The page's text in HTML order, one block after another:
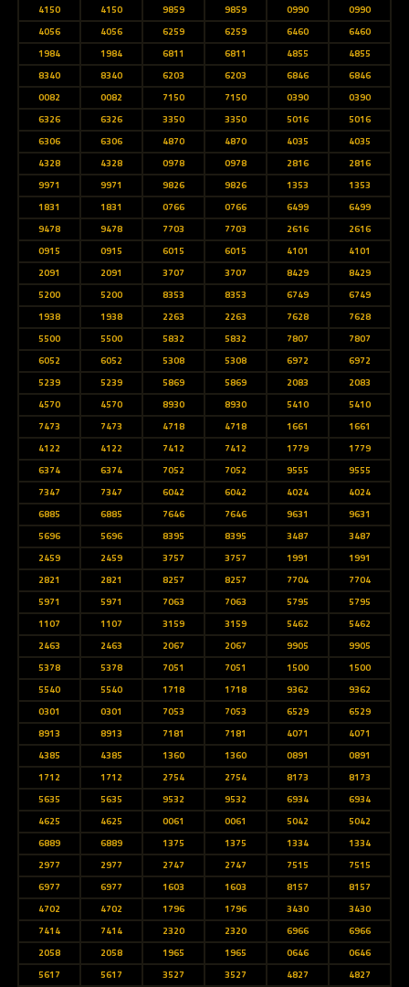
4150 4150 9859 9859 0990
0990
4056
4056 6259 6259 6460
6460
1984
1984 6811 6811 4855
4855
8340
8340 6203 6203 6846
6846
0082
0082 7150 7150 0390
0390
6326
6326 3350 3350 5016
5016
6306
6306 4870 4870 4035
4035
4328
4328 0978 0978 2816
2816
9971
9971 9826 9826 1353
1353
1831
1831 0766 0766 6499
6499
9478
9478 7703 7703 2616
2616
0915
0915 6015 6015 4101
4101
2091
2091 3707 3707 8429
8429
5200
5200 8353 8353 6749
6749
1938
1938 2263 2263 7628
7628
5500
5500 5832 5832 7807
7807
6052
6052 5308 5308 6972
6972
5239
5239 5869 5869 2083
2083
4570
4570 8930 8930 5410
5410
7473
7473 4718 4718 1661
1661
4122
4122 7412 7412 1779
1779
6374
6374 7052 7052 9555
9555
7347
7347 6042 6042 4024
4024
6885
6885 7646 7646 9631
9631
5696
5696 8395 8395 3487
3487
2459
2459 3757 3757 1991
1991
2821
2821 8257 8257 7704
7704
5971
5971 7063 7063 5795
5795
1107
1107 3159 3159 5462
5462
2463
2463 2067 2067 9905
9905
5378
5378 7051 7051 1500
1500
5540
5540 1718 1718 9362
9362
0301
0301 7053 7053 6529
6529
8913
8913 7181 7181 4071
4071
4385
4385 1360 1360 0891
0891
1712
1712 2754 2754 8173
8173
5635
5635 9532 9532 6934
6934
4625
4625 0061 0061 5042
5042
6889
6889 1375 1375 1334
1334
2977
2977 2747 2747 7515
7515
6977
6977 1603 1603 8157
8157
4702
4702 1796 1796 3430
3430
7414
7414 2320 2320 6966
6966
2058
2058 1965 1965 0646
0646
5617
5617 3527 3527 4827
4827